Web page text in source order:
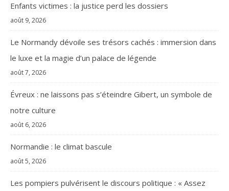
Enfants victimes : la justice perd les dossiers
août 9, 2026
Le Normandy dévoile ses trésors cachés : immersion dans
le luxe et la magie d’un palace de légende
août 7, 2026
Évreux : ne laissons pas s’éteindre Gibert, un symbole de
notre culture
août 6, 2026
Normandie : le climat bascule
août 5, 2026
Les pompiers pulvérisent le discours politique : « Assez